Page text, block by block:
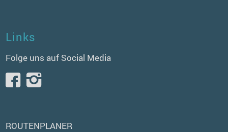
Links
Folge uns auf Social Media
ROUTENPLANER